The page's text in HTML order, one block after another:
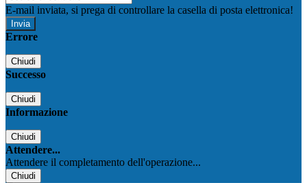
E-mail inviata, si prega di controllare la casella di posta elettronica!
Errore
Chiudi
Successo
Chiudi
Informazione
Chiudi
Attendere...
Attendere il completamento dell'operazione...
Chiudi